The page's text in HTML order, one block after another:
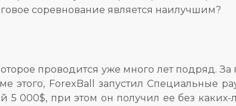
соревнование является наилучшим?
проводится уже много лет подряд. За
этого, ForexBall запустил Специальные
000$, при этом он получил ее без каких-